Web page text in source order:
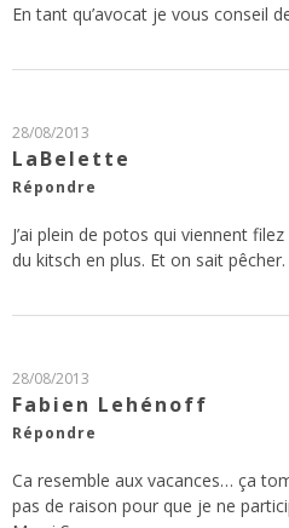
En tant qu’avocat je vous conseil
28/08/2013
LaBelette
Répondre
J’ai plein de potos qui viennent
du kitsch en plus. Et on sait pêcher.
28/08/2013
Fabien Lehénoff
Répondre
Ca resemble aux vacances… ça
pas de raison pour que je ne